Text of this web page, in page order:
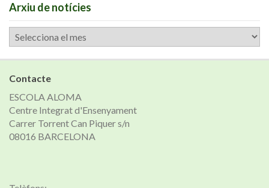
Arxiu de notícies
Arxiu
de
notícies
Contacte
ESCOLA ALOMA
Centre Integrat d'Ensenyament
Carrer Torrent Can Piquer s/n
08016 BARCELONA